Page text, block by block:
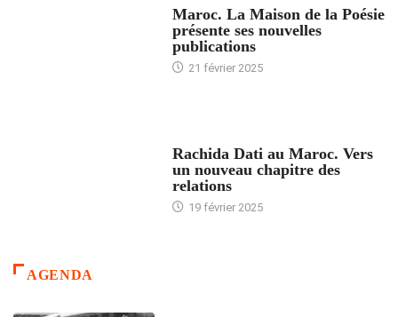
Maroc. La Maison de la Poésie
présente ses nouvelles
publications
21 février 2025
Rachida Dati au Maroc. Vers
un nouveau chapitre des
relations
19 février 2025
AGENDA